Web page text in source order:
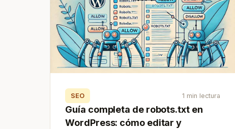
SEO 1 min lectura
Guía completa de robots.txt en
WordPress: cómo editar y